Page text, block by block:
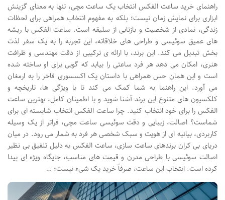
راهنمای خرید ساعت الفکس انتخاب یک ساعت مچی، تنها به معنای گزینش
ابزاری برای نمایش زمان نیست؛ بلکه به مفهوم انتخاب همراهی برای لحظات
زندگی، نمادی از شخصیت و بازتابی از سلیقه است. ساعت الفکس با ریشه
های عمیق سوئیسی و طراحی های خلاقانه، این تجربه را به یک سفر لذت
بخش تبدیل می کند. این برند، با ارائه ی ترکیبی از دقت مهندسی و ظرافت
هنری، امکان می دهد هر فرد ساعتی را بیابد که گویی برای او ساخته شده
است و این همان حس همراهی با داستان یک اکسسوری فاخر را به ارمغان
می آورد. این راهنما به شما کمک می کند تا با ویژگی ها، تاریخچه و
کلکسیون های متنوع این برند آشنا شوید و با اطمینان کامل، بهترین ساعت
الفکس را برای خود انتخاب کنید. چرا ساعت الفکس انتخاب شایسته ای برای
شماست؟ اصالت، زیبایی و دقت سوئیسی ساعت مچی، فراتر از یک وسیله
کاربردی، بیانیه ای از هویت و سبک شخصی هر فرد به شمار می رود. در میان
دریای بی کران برندهای ساعت سازی، ساعت الفکس به دلیل تلفیق بی نظیر
اصالت سوئیسی با طراحی مدرن و قیمت های مناسب، جایگاه ویژه ای پیدا
کرده است. انتخاب این ساعت، صرفاً خرید یک شیء نیست؛ …